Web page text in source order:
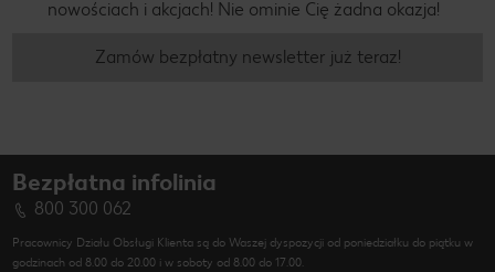
nowościach i akcjach! Nie ominie Cię żadna okazja!
Zamów bezpłatny newsletter już teraz!
Bezpłatna infolinia
800 300 062
Pracownicy Działu Obsługi Klienta są do Waszej dyspozycji od poniedziałku do piątku w
godzinach od 8.00 do 20.00 i w soboty od 8.00 do 17.00.